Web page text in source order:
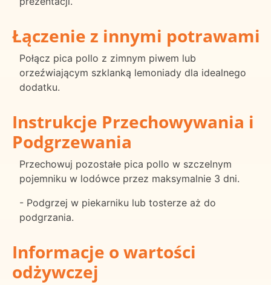
Łączenie z innymi potrawami
Połącz pica pollo z zimnym piwem lub
orzeźwiającym szklanką lemoniady dla idealnego
dodatku.
Instrukcje Przechowywania i
Podgrzewania
Przechowuj pozostałe pica pollo w szczelnym
pojemniku w lodówce przez maksymalnie 3 dni.
- Podgrzej w piekarniku lub tosterze aż do
podgrzania.
Informacje o wartości
odżywczej